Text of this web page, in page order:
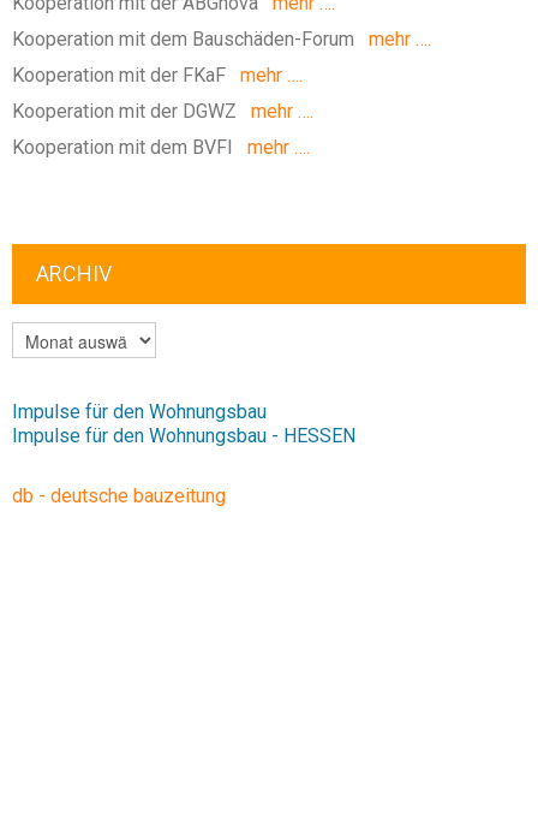
Kooperation mit dem Bauschäden-Forum mehr ….
Kooperation mit der FKaF mehr ….
Kooperation mit der DGWZ mehr ….
Kooperation mit dem BVFI
mehr ….
ARCHIV
ARCHIV
Impulse für den Wohnungsbau
Impulse für den Wohnungsbau - HESSEN
db - deutsche bauzeitung